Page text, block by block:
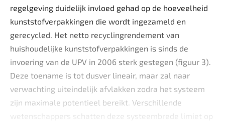
regelgeving duidelijk invloed gehad op de hoeveelheid
kunststofverpakkingen die wordt ingezameld en
gerecycled. Het netto recyclingrendement van
huishoudelijke kunststofverpakkingen is sinds de
invoering van de UPV in 2006 sterk gestegen (figuur 3).
Deze toename is tot dusver lineair, maar zal naar
verwachting uiteindelijk afvlakken zodra het systeem
zijn maximale potentieel bereikt. Verschillende
wetenschappers schatten deze systeembrede limiet op